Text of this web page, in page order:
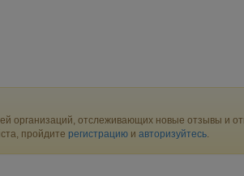
организаций, отслеживающих новые отзывы и
пройдите регистрацию и авторизуйтесь.